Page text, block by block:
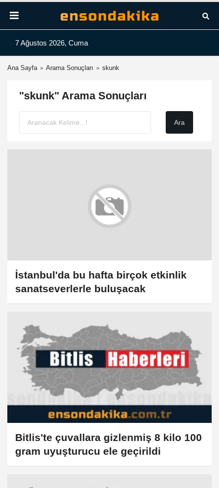
7 Ağustos 2026, Cuma
Ana Sayfa Arama Sonuçları skunk
"skunk" Arama Sonuçları
İstanbul'da bu hafta birçok etkinlik
sanatseverlerle buluşacak
Bitlis'te çuvallara gizlenmiş 8 kilo 100
gram uyuşturucu ele geçirildi